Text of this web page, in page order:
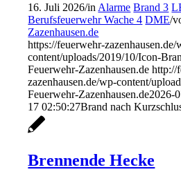
16. Juli 2026/in Alarme Brand 3
Berufsfeuerwehr Wache 4 DME/
Zazenhausen.de
https://feuerwehr-zazenhausen.de/
content/uploads/2019/10/Icon-
Feuerwehr-Zazenhausen.de http://
zazenhausen.de/wp-content/
Feuerwehr-Zazenhausen.de2026-
17 02:50:27Brand nach
Brennende Hecke